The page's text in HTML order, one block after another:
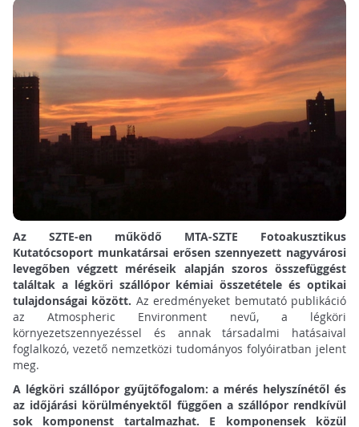
Az SZTE-en működő MTA-SZTE Fotoakusztikus
Kutatócsoport munkatársai erősen szennyezett nagyvárosi
levegőben végzett méréseik alapján szoros összefüggést
találtak a légköri szállópor kémiai összetétele és optikai
tulajdonságai között. Az eredményeket bemutató publikáció
az Atmospheric Environment nevű, a légköri
környezetszennyezéssel és annak társadalmi hatásaival
foglalkozó, vezető nemzetközi tudományos folyóiratban jelent
meg.
A légköri szállópor gyűjtőfogalom: a mérés helyszínétől és
az időjárási körülményektől függően a szállópor rendkívül
sok komponenst tartalmazhat. E komponensek közül